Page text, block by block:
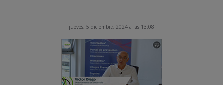
jueves, 5 diciembre, 2024 a las 13:08